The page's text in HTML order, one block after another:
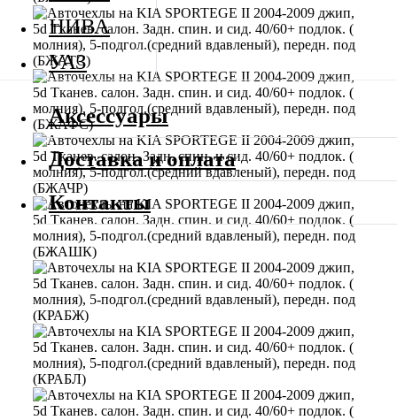
НИВА
УАЗ
Аксессуары
Доставка и оплата
Контакты